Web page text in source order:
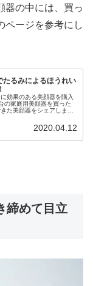
器の中には、買っ
ページを参考にし
たるみによるほうれい
効果のある美顔器を購入
の家庭用美顔器を買った
た美顔器をシェアしま
須アイテムなので要チェ
2020.04.12
締めて目立